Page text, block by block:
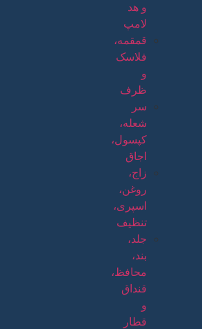
و هد
لامپ
قمقمه،
فلاسک
و
ظرف
سر
شعله،
کپسول،
اجاق
زاج،
روغن،
اسپری،
تنظیف
جلد،
بند،
محافظ،
قنداق
و
قطار